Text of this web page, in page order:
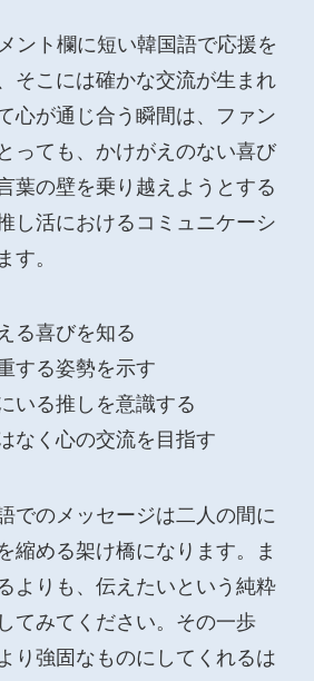
ント欄に短い韓国語で応援を
そこには確かな交流が生まれ
心が通じ合う瞬間は、ファン
っても、かけがえのない喜び
葉の壁を乗り越えようとする
し活におけるコミュニケーシ
す。
る喜びを知る
する姿勢を示す
いる推しを意識する
なく心の交流を目指す
でのメッセージは二人の間に
縮める架け橋になります。ま
よりも、伝えたいという純粋
てみてください。その一歩
り強固なものにしてくれるは